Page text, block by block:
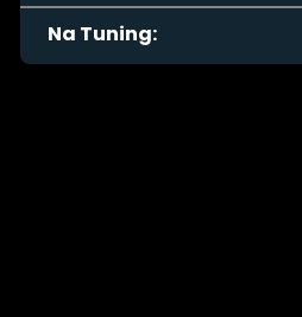
Na Tuning: